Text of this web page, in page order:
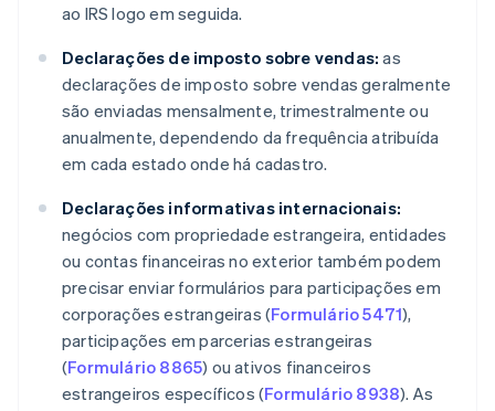
ao IRS logo em seguida.
Declarações de imposto sobre vendas: as
declarações de imposto sobre vendas geralmente
são enviadas mensalmente, trimestralmente ou
anualmente, dependendo da frequência atribuída
em cada estado onde há cadastro.
Declarações informativas internacionais:
negócios com propriedade estrangeira, entidades
ou contas financeiras no exterior também podem
precisar enviar formulários para participações em
corporações estrangeiras (Formulário 5471),
participações em parcerias estrangeiras
(Formulário 8865) ou ativos financeiros
estrangeiros específicos (Formulário 8938). As